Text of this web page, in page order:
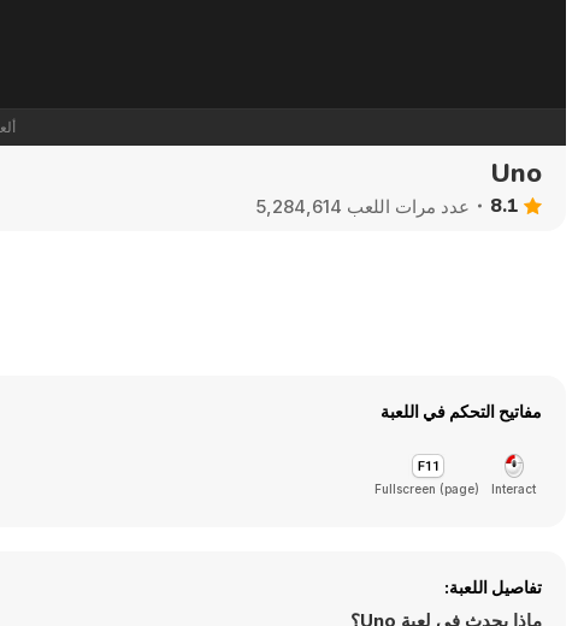
Uno
8.1 عدد مرات اللعب 5,284,614
مفاتيح التحكم في اللعبة
Interact
Fullscreen (page)
تفاصيل اللعبة:
ماذا يحدث في لعبة Uno؟